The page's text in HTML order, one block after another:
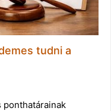
tudni a
ponthatárainak